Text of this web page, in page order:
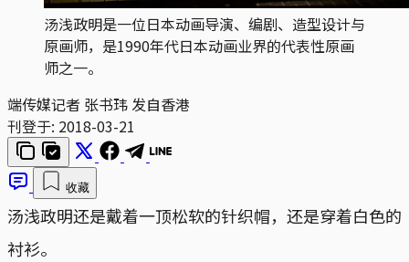
汤浅政明是一位日本动画导演、编剧、造型设计与
原画师，是1990年代日本动画业界的代表性原画
师之一。
端传媒记者 张书玮 发自香港
刊登于: 2018-03-21
收藏
汤浅政明还是戴着一顶松软的针织帽，还是穿着白色的
衬衫。